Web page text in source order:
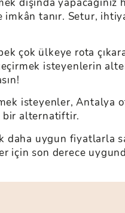
tanır. Setur,
çok ülkeye rota
isteyenlerin
isteyenler, Antalya
bir alternatiftir.
daha uygun fiyatlarla
son derece